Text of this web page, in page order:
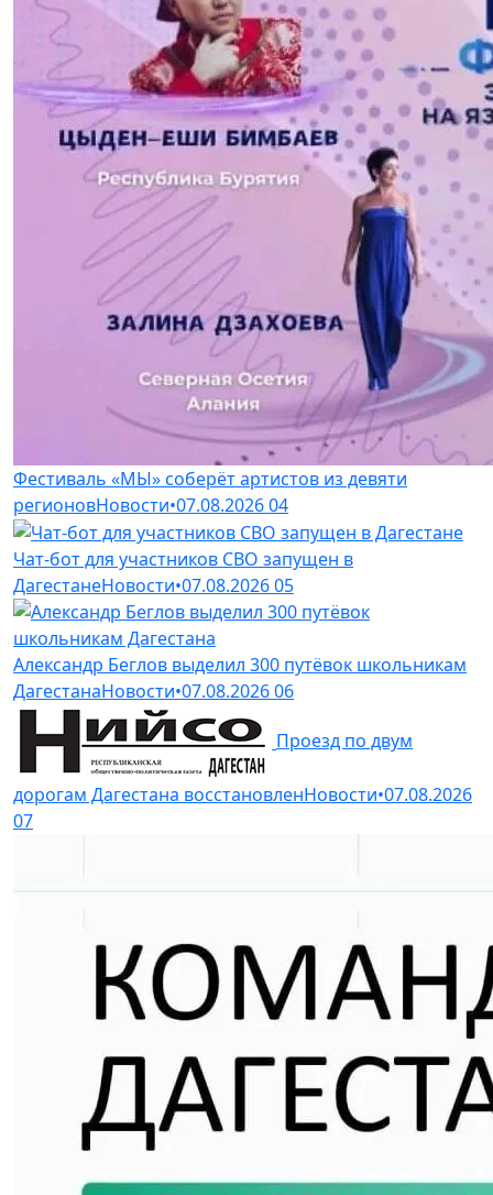
Фестиваль «МЫ» соберёт артистов из девяти
регионовНовости•07.08.202604
Чат-бот для участников СВО запущен в
ДагестанеНовости•07.08.202605
Александр Беглов выделил 300 путёвок школьникам
ДагестанаНовости•07.08.202606
Проезд по двум
дорогам Дагестана восстановленНовости•07.08.2026
07